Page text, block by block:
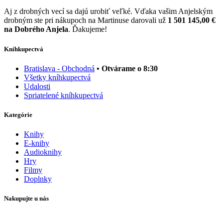
Aj z drobných vecí sa dajú urobiť veľké. Vďaka vašim Anjelským
drobným ste pri nákupoch na Martinuse darovali už 1 501 145,00 €
na Dobrého Anjela. Ďakujeme!
Kníhkupectvá
Bratislava - Obchodná • Otvárame o 8:30
Všetky kníhkupectvá
Udalosti
Spriatelené kníhkupectvá
Kategórie
Knihy
E-knihy
Audioknihy
Hry
Filmy
Doplnky
Nakupujte u nás